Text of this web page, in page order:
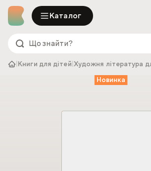
Каталог
Книги для дітей Художня література
Новинка